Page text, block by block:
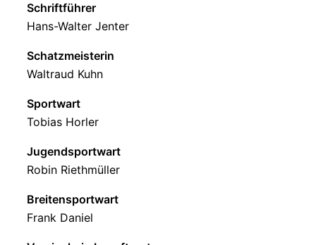
Schriftführer
Hans-Walter Jenter
Schatzmeisterin
Waltraud Kuhn
Sportwart
Tobias Horler
Jugendsportwart
Robin Riethmüller
Breitensportwart
Frank Daniel